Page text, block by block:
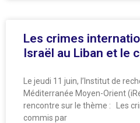
Les crimes
Israël au Liban et le
Le jeudi 11 juin, l’Institut de
Méditerranée Moyen-Orient
rencontre sur le thème : Les
commis par